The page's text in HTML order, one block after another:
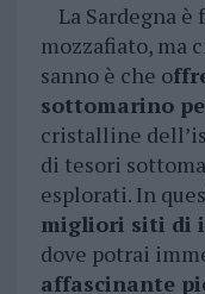
La Sardegna è
mozzafiato, ma
sanno è che o
sottomarino
cristalline
di tesori
esplorati. In
migliori siti di
dove potrai
affascinante